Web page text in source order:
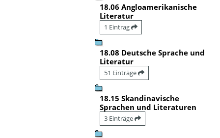
18.06 Angloamerikanische
Literatur
1 Eintrag
18.08 Deutsche Sprache und
Literatur
51 Einträge
18.15 Skandinavische
Sprachen und Literaturen
3 Einträge